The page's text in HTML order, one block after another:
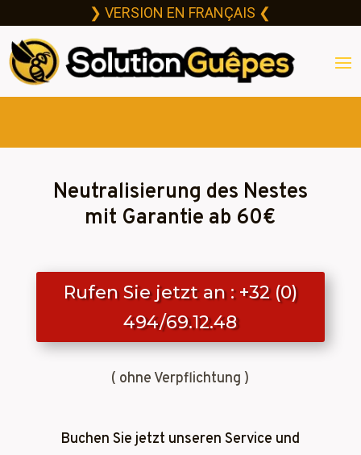
❯ VERSION EN FRANÇAIS ❮
Neutralisierung des Nestes
mit Garantie ab 60€
Rufen Sie jetzt an : +32 (0)
494/69.12.48
( ohne Verpflichtung )
Buchen Sie jetzt unseren Service und